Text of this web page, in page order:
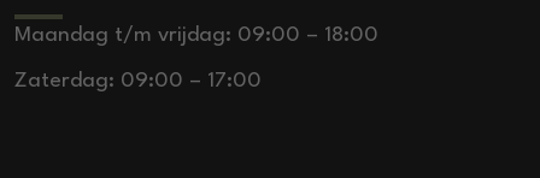
Maandag t/m vrijdag: 09:00 – 18:00
Zaterdag: 09:00 – 17:00